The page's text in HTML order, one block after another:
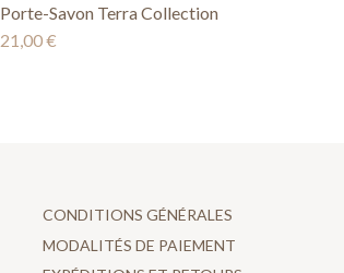
Porte-Savon Terra Collection
21,00 €
CONDITIONS GÉNÉRALES
MODALITÉS DE PAIEMENT